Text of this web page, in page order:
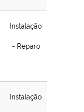
Instalação
- Reparo
Instalação